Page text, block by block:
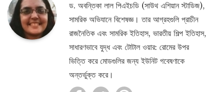
ড. অবন্তিকা লাল পিএইচডি (সাউথ এশিয়ান স্টাডিজ),
সামরিক অভিযানে বিশেষজ্ঞ। তার আগ্রহগুলি প্রাচীন
রাজনৈতিক এবং সামরিক ইতিহাস, ভারতীয় শিল্প ইতিহাস,
সাধারণভাবে যুদ্ধ এবং টোটাল ওয়ার: রোমের উপর
ভিত্তি করে মোডগুলির জন্য ইউনিট গবেষণাকে
অন্তর্ভুক্ত করে।